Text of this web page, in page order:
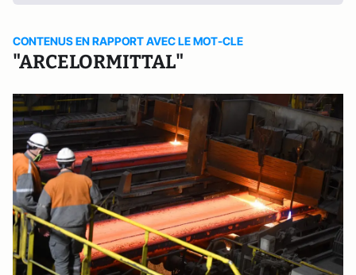
CONTENUS EN RAPPORT AVEC LE MOT-CLE
"ARCELORMITTAL"